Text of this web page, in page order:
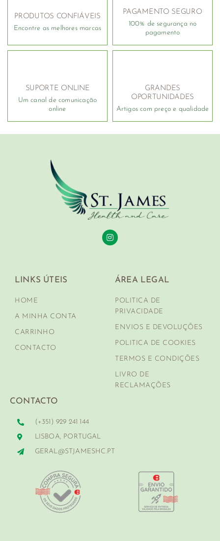
PRODUTOS CONFIÁVEIS
Encontre as melhores marcas
PAGAMENTO SEGURO
100% de segurança no
pagamento
SUPORTE ONLINE
Um canal de comunicação
online
GRANDES
OPORTUNIDADES
Artigos com preço e qualidade
LINKS ÚTEIS
HOME
A MINHA CONTA
CARRINHO
CONTACTO
ÁREA LEGAL
POLITICA DE
PRIVACIDADE
ENVIOS E DEVOLUÇÕES
POLITICA DE COOKIES
TERMOS E CONDIÇÕES
LIVRO DE
RECLAMAÇÕES
CONTACTO
(+351) 929 241 144
LISBOA, PORTUGAL
GERAL@STJAMESHC.PT